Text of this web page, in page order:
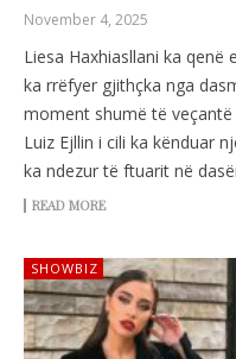
November 4, 2025
Liesa Haxhiasllani ka qenë
ka rrëfyer gjithçka nga
moment shumë të
Luiz Ejllin i cili ka kënduar
ka ndezur të ftuarit në
READ MORE
SHOWBIZ